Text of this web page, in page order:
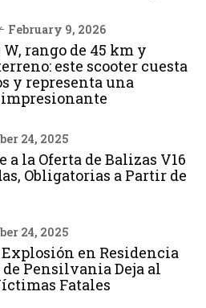
February 9, 2026
W, rango de 45 km y
este scooter cuesta
y representa una
24, 2025
a la Oferta de Balizas V16
Obligatorias a Partir de
24, 2025
en Residencia
Pensilvania Deja al
Fatales